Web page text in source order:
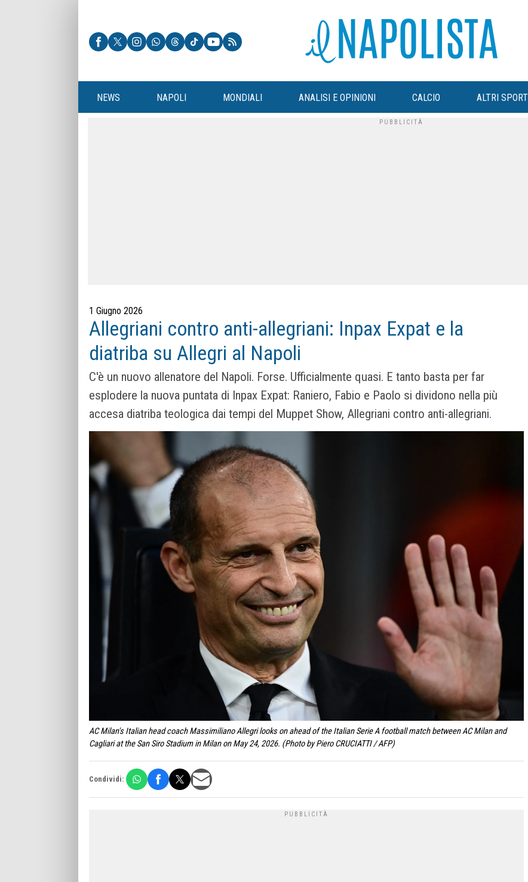
NEWS NAPOLI MONDIALI ANALISI E OPINIONI CALCIO ALTRI SPORT
1 Giugno 2026
Allegriani contro anti-allegriani: Inpax Expat e la
diatriba su Allegri al Napoli
C'è un nuovo allenatore del Napoli. Forse. Ufficialmente quasi. E tanto basta per far
esplodere la nuova puntata di Inpax Expat: Raniero, Fabio e Paolo si dividono nella più
accesa diatriba teologica dai tempi del Muppet Show, Allegriani contro anti-allegriani.
AC Milan's Italian head coach Massimiliano Allegri looks on ahead of the Italian Serie A football match between AC Milan and
Cagliari at the San Siro Stadium in Milan on May 24, 2026. (Photo by Piero CRUCIATTI / AFP)
Condividi: